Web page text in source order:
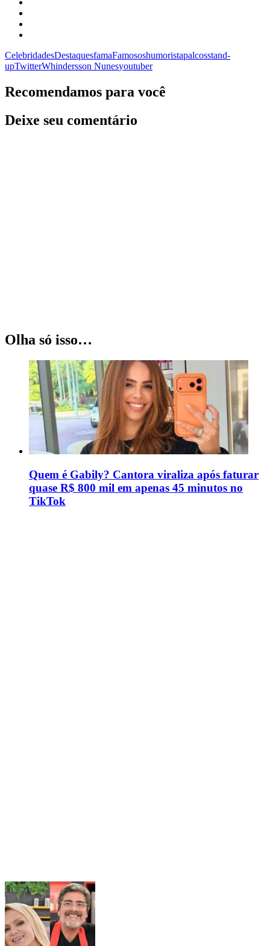
CelebridadesDestaquesfamaFamososhumoristapalcosstand-
upTwitterWhindersson Nunesyoutuber
Recomendamos para você
Deixe seu comentário
Olha só isso…
Quem é Gabily? Cantora viraliza após faturar
quase R$ 800 mil em apenas 45 minutos no
TikTok